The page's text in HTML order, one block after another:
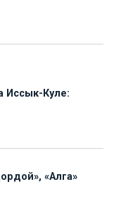
Иссык-Куле:
«Алга»